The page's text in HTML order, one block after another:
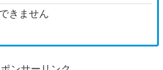
きません